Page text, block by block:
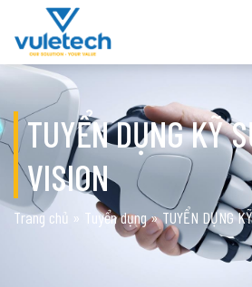
TUYỂN DỤNG KỸ
VISION
Trang chủ » Tuyển dụng»TUYỂN DỤNG